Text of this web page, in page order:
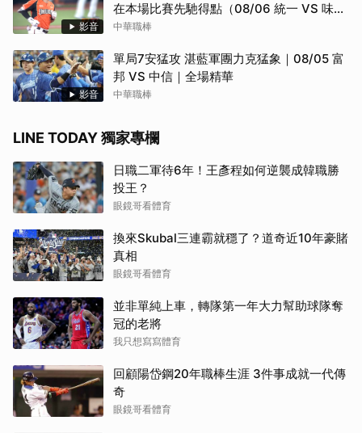
影音
在本場比賽先馳得點（08/06 統一 VS 味
全）
中華職棒
影音
單局7安猛攻 湛藍軍團力克猛象｜08/05 富
邦 VS 中信｜全場精華
中華職棒
LINE TODAY 獨家專欄
日職二軍待6年！王彥程如何逆襲成韓職勝
投王？
眼鏡哥看體育
換來Skubal三連霸就穩了？道奇近10年豪賭
真相
眼鏡哥看體育
並非單純上車，轉隊第一年大力幫助球隊奪
冠的老將
我只想寫寫體育
回顧陽岱鋼20年職棒生涯 3件事成就一代傳
奇
眼鏡哥看體育